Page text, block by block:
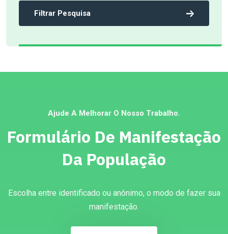
Filtrar Pesquisa
Ajude A Melhorar O Nosso Trabalho.
Formulário De Manifestação
Da População
Escolha entre identificado ou anônimo, o modo de fazer sua
manifestação.